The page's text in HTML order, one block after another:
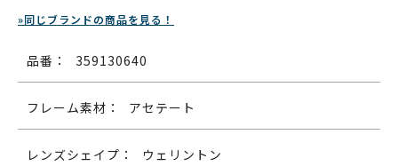
»同じブランドの商品を見る！
品番： 359130640
フレーム素材： アセテート
レンズシェイプ： ウェリントン